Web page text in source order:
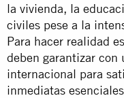
la vivienda, la
civiles pese a la
Para hacer realidad
deben garantizar con
internacional para
inmediatas